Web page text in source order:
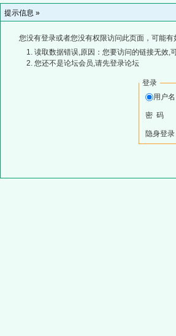
提示信息 »
您没有登录或者您没有权限访问此页面，可能有
读取数据错误,原因：您要访问的链接无效,
您还不是论坛会员,请先登录论坛
登录
用户
密 码
隐身登录